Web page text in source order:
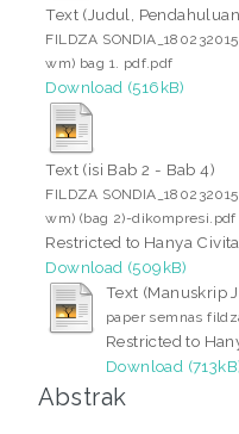
Text (Judul,
FILDZA
wm) bag 1. pdf.pdf
Download (516kB)
Text (isi Bab 2 - Bab 4)
FILDZA
wm) (bag 2)-dikompresi.pdf
Restricted to Hanya
Download (509kB)
Text (Manuskrip
paper semnas
Restricted to
Download
Abstrak